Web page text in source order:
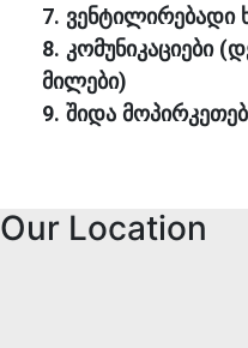
7. ვენტილირებადი
8. კომუნიკაციები
მილები)
9. შიდა
Our Location